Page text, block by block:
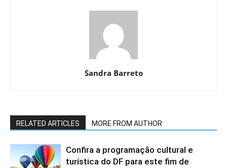
Sandra Barreto
RELATED ARTICLES MORE FROM AUTHOR
Confira a programação cultural e
turística do DF para este fim de